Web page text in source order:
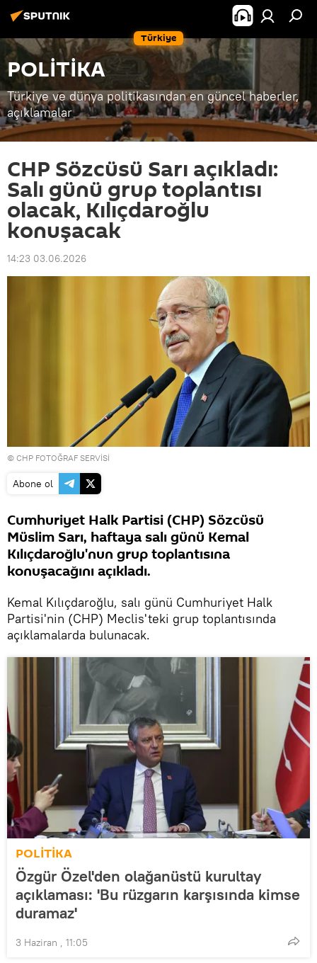
Türkiye
POLİTİKA
Türkiye ve dünya politikasından en güncel haberler,
açıklamalar
CHP Sözcüsü Sarı açıkladı:
Salı günü grup toplantısı
olacak, Kılıçdaroğlu
konuşacak
14:23 03.06.2026
© CHP FOTOĞRAF SERVİSİ
Abone ol
Cumhuriyet Halk Partisi (CHP) Sözcüsü
Müslim Sarı, haftaya salı günü Kemal
Kılıçdaroğlu'nun grup toplantısına
konuşacağını açıkladı.
Kemal Kılıçdaroğlu, salı günü Cumhuriyet Halk
Partisi'nin (CHP) Meclis'teki grup toplantısında
açıklamalarda bulunacak.
POLİTİKA
Özgür Özel'den olağanüstü kurultay
açıklaması: 'Bu rüzgarın karşısında kimse
duramaz'
3 Haziran , 11:05